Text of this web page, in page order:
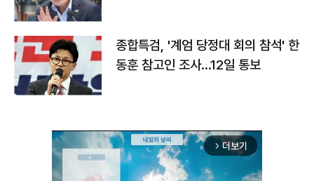
종합특검, '계엄 당정대 회의 참석' 한
동훈 참고인 조사...12일 통보
arrow_forward_ios 더보기